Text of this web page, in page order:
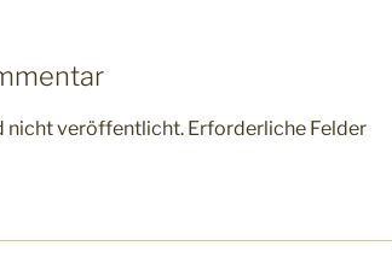
nicht veröffentlicht. Erforderliche Felder